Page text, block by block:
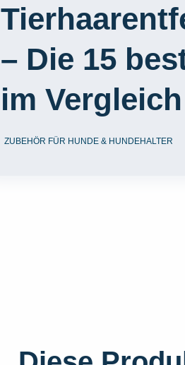
– Die 15
im Vergleich
ZUBEHÖR FÜR HUNDE & HUNDEHALTER